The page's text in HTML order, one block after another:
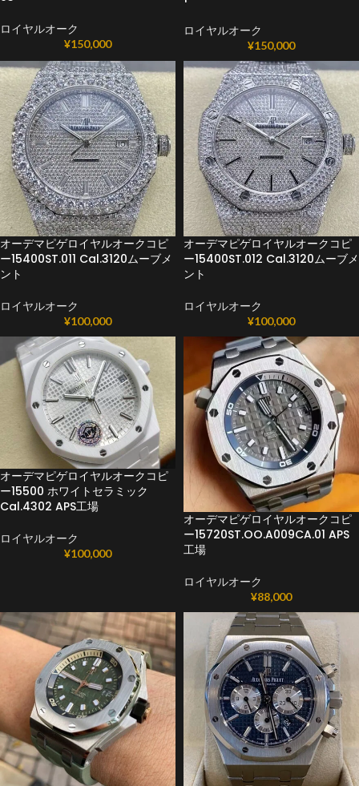
ロイヤルオーク
¥150,000
ロイヤルオーク
¥150,000
オーデマピゲロイヤルオークコピ
ー15400ST.011 Cal.3120ムーブメ
ント
ロイヤルオーク
¥100,000
オーデマピゲロイヤルオークコピ
ー15400ST.012 Cal.3120ムーブメ
ント
ロイヤルオーク
¥100,000
オーデマピゲロイヤルオークコピ
ー15500 ホワイトセラミック
Cal.4302 APS工場
ロイヤルオーク
¥100,000
オーデマピゲロイヤルオークコピ
ー15720ST.OO.A009CA.01 APS
工場
ロイヤルオーク
¥88,000